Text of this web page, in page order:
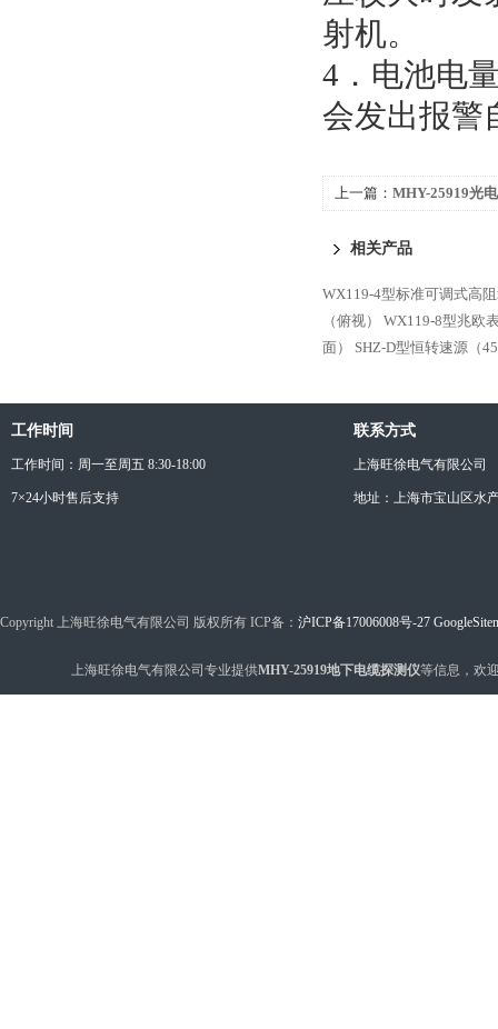
射机。
4．电池电
会发出报警
上一篇： MHY-25919光
相关产品
WX119-4型标准可调式高
（俯视）
WX119-8型兆欧
面）
SHZ-D型恒转速源（
工作时间
工作时间：周一至周五 8:30-18:00
7×24小时售后支持
联系方式
上海旺徐电气有限公司
地址：上海市宝山区水
Copyright 上海旺徐电气有限公司 版权所有 ICP备： 沪ICP备17006008号-27
上海旺徐电气有限公司专业提供MHY-25919地下电缆探测仪等信息，欢